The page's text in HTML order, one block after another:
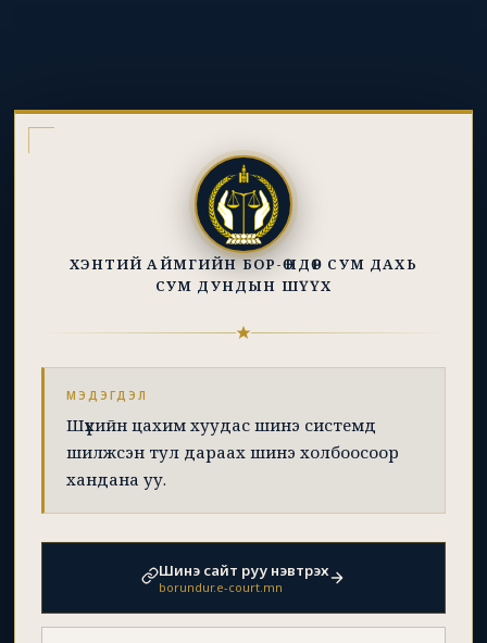
ХЭНТИЙ АЙМГИЙН БОР-ӨНДӨР СУМ ДАХЬ
СУМ ДУНДЫН ШҮҮХ
МЭДЭГДЭЛ
Шүүхийн цахим хуудас шинэ системд
шилжсэн тул дараах шинэ холбоосоор
хандана уу.
Шинэ сайт руу нэвтрэх
borundur.e-court.mn